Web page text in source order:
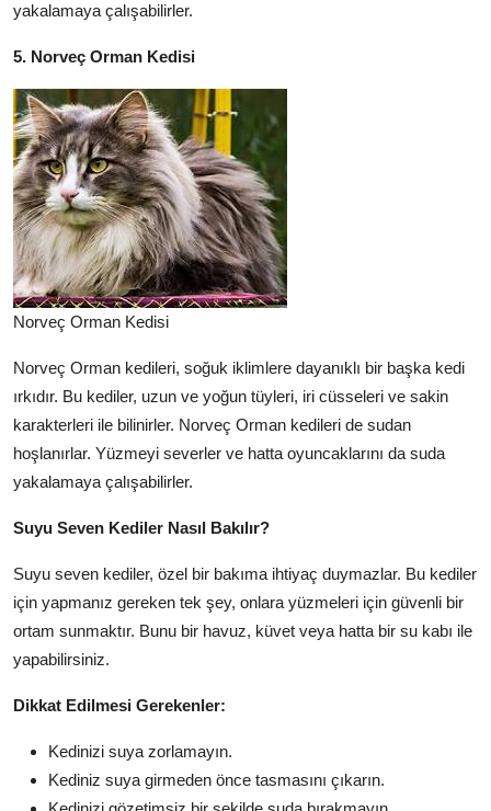
yakalamaya çalışabilirler.
5. Norveç Orman Kedisi
Norveç Orman Kedisi
Norveç Orman kedileri, soğuk iklimlere dayanıklı bir başka kedi
ırkıdır. Bu kediler, uzun ve yoğun tüyleri, iri cüsseleri ve sakin
karakterleri ile bilinirler. Norveç Orman kedileri de sudan
hoşlanırlar. Yüzmeyi severler ve hatta oyuncaklarını da suda
yakalamaya çalışabilirler.
Suyu Seven Kediler Nasıl Bakılır?
Suyu seven kediler, özel bir bakıma ihtiyaç duymazlar. Bu kediler
için yapmanız gereken tek şey, onlara yüzmeleri için güvenli bir
ortam sunmaktır. Bunu bir havuz, küvet veya hatta bir su kabı ile
yapabilirsiniz.
Dikkat Edilmesi Gerekenler:
Kedinizi suya zorlamayın.
Kediniz suya girmeden önce tasmasını çıkarın.